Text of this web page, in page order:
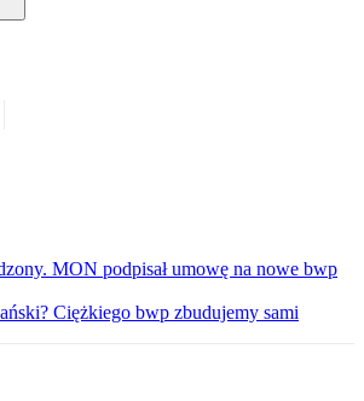
MON podpisał umowę na nowe bwp
Ciężkiego bwp zbudujemy sami